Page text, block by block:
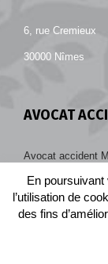
6, rue Cremieux
30000 Nîmes
AVOCAT
Avocat accident
Avocat accident
Avocat accident
Avocat accident
En
l’utilisation de
des fins